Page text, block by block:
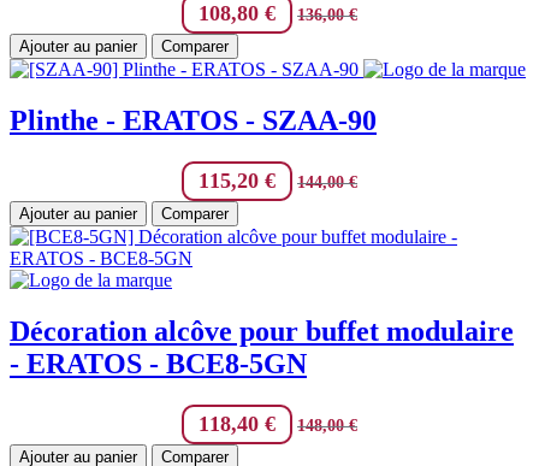
108,80 € 136,00€
Ajouter au panier
Comparer
Plinthe - ERATOS - SZAA-90
115,20 € 144,00€
Ajouter au panier
Comparer
Décoration alcôve pour buffet modulaire
- ERATOS - BCE8-5GN
118,40 € 148,00€
Ajouter au panier
Comparer